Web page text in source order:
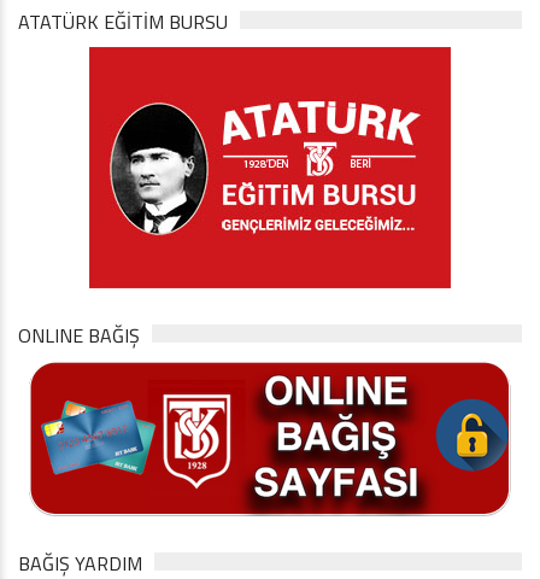
ATATÜRK EĞITIM BURSU
ONLINE BAĞIŞ
BAĞIŞ YARDIM